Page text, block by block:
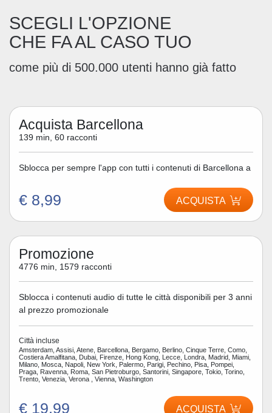
SCEGLI L'OPZIONE
CHE FA AL CASO TUO
come più di 500.000 utenti hanno già fatto
Acquista Barcellona
139 min, 60 racconti
Sblocca per sempre l'app con tutti i contenuti di Barcellona a
€ 8,99 ACQUISTA
Promozione
4776 min, 1579 racconti
Sblocca i contenuti audio di tutte le città disponibili per 3 anni
al prezzo promozionale
Città incluse
Amsterdam, Assisi, Atene, Barcellona, Bergamo, Berlino, Cinque Terre, Como,
Costiera Amalfitana, Dubai, Firenze, Hong Kong, Lecce, Londra, Madrid, Miami,
Milano, Mosca, Napoli, New York, Palermo, Parigi, Pechino, Pisa, Pompei,
Praga, Ravenna, Roma, San Pietroburgo, Santorini, Singapore, Tokio, Torino,
Trento, Venezia, Verona , Vienna, Washington
€ 19,99 ACQUISTA